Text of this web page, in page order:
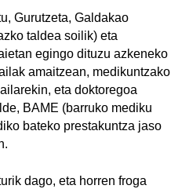
Gurutzeta, Galdakao
taldea soilik) eta
egingo dituzu azkeneko
amaitzean, medikuntzako
eta doktoregoa
BAME (barruko mediku
bateko prestakuntza jaso
dago, eta horren froga